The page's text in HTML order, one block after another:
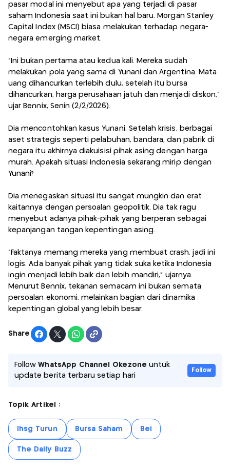
pasar modal ini menyebut apa yang terjadi di pasar
saham Indonesia saat ini bukan hal baru. Morgan Stanley
Capital Index (MSCI) biasa melakukan terhadap negara-
negara emerging market.
“Ini bukan pertama atau kedua kali. Mereka sudah
melakukan pola yang sama di Yunani dan Argentina. Mata
uang dihancurkan terlebih dulu, setelah itu bursa
dihancurkan, harga perusahaan jatuh dan menjadi diskon,”
ujar Bennix, Senin (2/2/2026).
Dia mencontohkan kasus Yunani. Setelah krisis, berbagai
aset strategis seperti pelabuhan, bandara, dan pabrik di
negara itu akhirnya diakuisisi pihak asing dengan harga
murah. Apakah situasi Indonesia sekarang mirip dengan
Yunani?
Dia menegaskan situasi itu sangat mungkin dan erat
kaitannya dengan persoalan geopolitik. Dia tak ragu
menyebut adanya pihak-pihak yang berperan sebagai
kepanjangan tangan kepentingan asing.
“Faktanya memang mereka yang membuat crash, jadi ini
logis. Ada banyak pihak yang tidak suka ketika Indonesia
ingin menjadi lebih baik dan lebih mandiri,” ujarnya.
Menurut Bennix, tekanan semacam ini bukan semata
persoalan ekonomi, melainkan bagian dari dinamika
kepentingan global yang lebih besar.
Share
FollowWhatsApp Channel Okezone untuk
update berita terbaru setiap hari
Follow
Topik Artikel :
Ihsg Turun Bursa Saham Bei
The Daily Buzz